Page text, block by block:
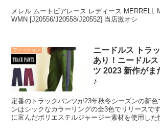
メレル ムートピアレース レディース MERRELL
WMN [J20556/J20558/J20552] 当店激オシ
ファッション
ニードルス トラ
あり！ニードル
ツ 2023 新作がま
♪
定番のトラックパンツが23年秋冬シーズンの新
ンはシックなカラーリングの全3色でリリースで
に富んだポリエステルジャージー素材を使用した